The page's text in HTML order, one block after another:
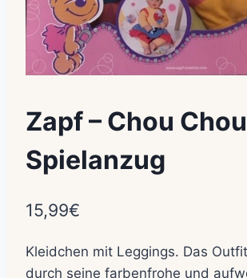
Zapf – Chou
Spielanzug
15,99€
Kleidchen mit Leggings. Das
durch seine farbenfrohe und